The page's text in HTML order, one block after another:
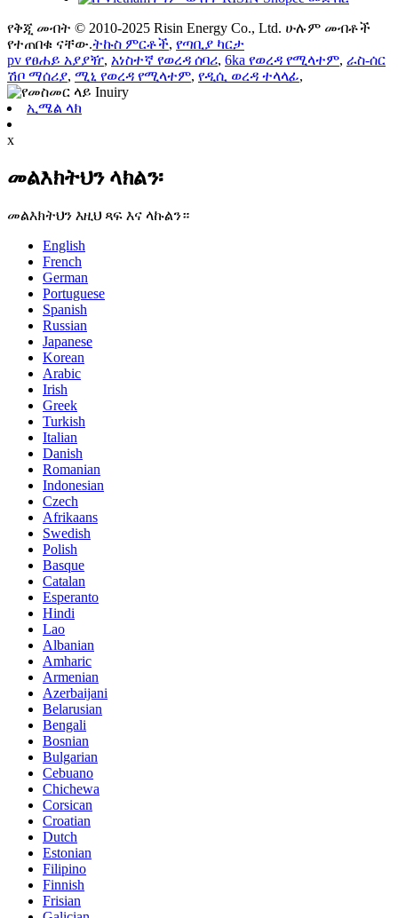
የቅጂ መብት © 2010-2025 Risin Energy Co., Ltd. ሁሉም መብቶች
የተጠበቁ ናቸው.ትኩስ ምርቶች, የጣቢያ ካርታ
pv የፀሐይ አያያዥ, አነስተኛ የወረዳ ሰባሪ, 6ka የወረዳ የሚላተም, ራስ-ሰር
ሽቦ ማሰሪያ, ሚኒ የወረዳ የሚላተም, የዲሲ ወረዳ ተላላፊ,
ኢሜል ላክ
x
መልእክትህን ላክልን፡
መልእክትህን እዚህ ጻፍ እና ላኩልን።
English
French
German
Portuguese
Spanish
Russian
Japanese
Korean
Arabic
Irish
Greek
Turkish
Italian
Danish
Romanian
Indonesian
Czech
Afrikaans
Swedish
Polish
Basque
Catalan
Esperanto
Hindi
Lao
Albanian
Amharic
Armenian
Azerbaijani
Belarusian
Bengali
Bosnian
Bulgarian
Cebuano
Chichewa
Corsican
Croatian
Dutch
Estonian
Filipino
Finnish
Frisian